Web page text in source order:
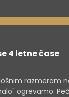
4 letne čase
razmeram
ogrevamo.